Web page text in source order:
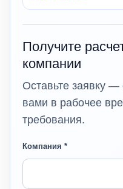
Получите
компании
Оставьте заявку —
вами в рабочее
требования.
Компания *